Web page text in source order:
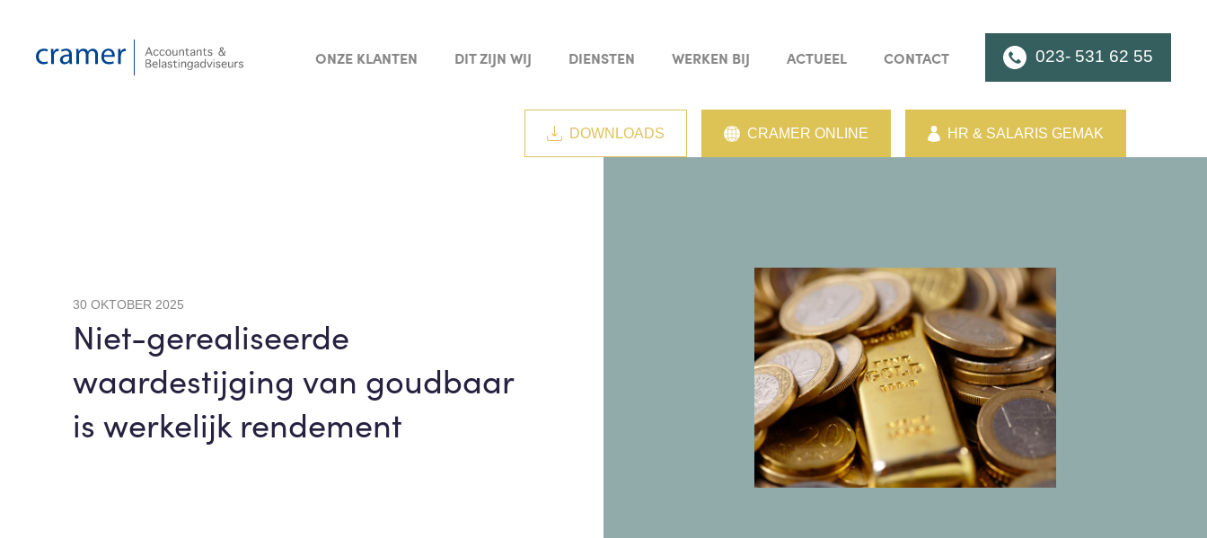
ONZE KLANTEN DIT ZIJN WIJ DIENSTEN WERKEN BIJ ACTUEEL CONTACT 023- 531 62 55
DOWNLOADS CRAMER ONLINE HR & SALARIS GEMAK
30 OKTOBER 2025
Niet-gerealiseerde
waardestijging van goudbaar
is werkelijk rendement